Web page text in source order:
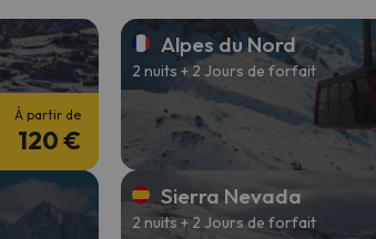
correspondant à votre recherche.
À partir de
120 €
Alpes du Nord
2 nuits + 2 Jours de forfait
Sierra Nevada
2 nuits + 2 Jours de forfait